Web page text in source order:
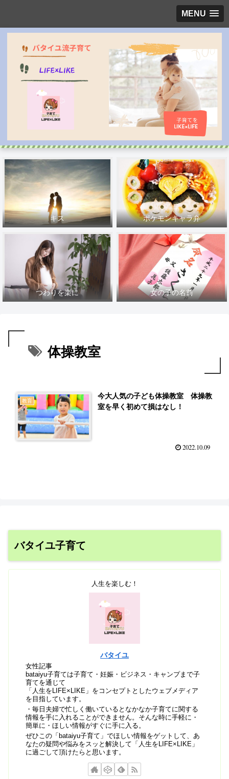
MENU
キス ポケモンキャラ弁
つわりを楽に 女の子の名前
体操教室
教育
今大人気の子ども体操教室 体操教
室を早く初めて損はなし！
2022.10.09
バタイユ子育て
人生を楽しむ！
バタイユ
女性記事
bataiyu子育ては子育て・妊娠・ビジネス・キャンプまで子
育てを通じて
「人生をLIFE×LIKE」をコンセプトとしたウェブメディア
を目指しています。
・毎日夫婦で忙しく働いているとなかなか子育てに関する
情報を手に入れることができません。そんな時に手軽に・
簡単に・ほしい情報がすぐに手に入る。
ぜひこの「bataiyu子育て」でほしい情報をゲットして、あ
なたの疑問や悩みをスッと解決して「人生をLIFE×LIKE」
に過ごして頂けたらと思います。